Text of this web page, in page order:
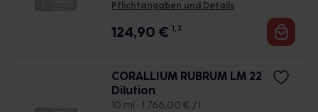
Pflichtangaben und Details
124,90 € 1, 3
CORALLIUM RUBRUM LM 22
Dilution
10 ml • 1.766,00 € / l